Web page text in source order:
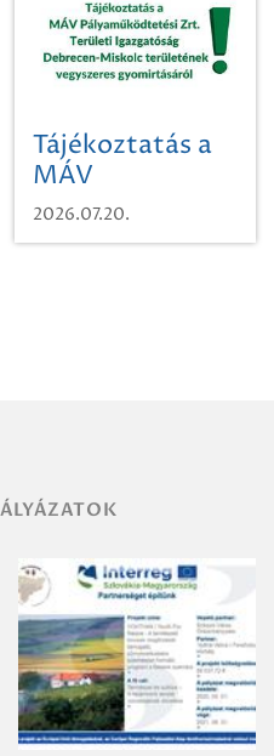
Tájékoztatás a
MÁV
Pályaműködtetési
Zrt. Területi
2026.07.20.